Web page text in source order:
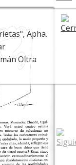
Apha.
Oltra